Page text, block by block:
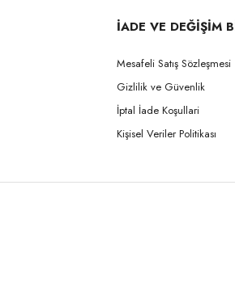
İADE VE DEĞİŞİM
Mesafeli Satış Sözleşmesi
Gizlilik ve Güvenlik
İptal İade Koşullari
Kişisel Veriler Politikası